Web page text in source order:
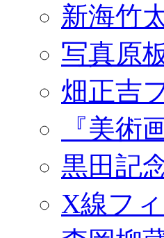
新海竹
写真原
畑正吉
『美術
黒田記
X線フ